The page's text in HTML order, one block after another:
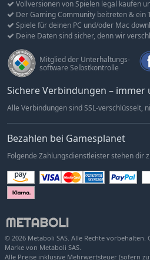
werden. Zum Glück hast du alle
Sprungkünste zu verfeinern.
Utopie zerfallen
Die Kongregation erforschte die
dem Paradies – und fand etwas
Vollversionen von Spielen legal kaufen
Der Gaming Community beitreten & ein
Spiele für deinen PC und/oder Mac
Deine Daten sind sicher, denn wir
Mitglied der Unterhaltungs-
software Selbstkontrolle
Sichere Verbindungen – immer
Alle Verbindungen sind SSL-verschlüsselt,
Bezahlen bei Gamesplanet
Folgende Zahlungsdienstleister stehen dir
© 2026 Metaboli SAS. Alle Rechte vorbehalten.
Marke von Metaboli SAS.
Alle Preise inklusive Mehrwertsteuer (sofern